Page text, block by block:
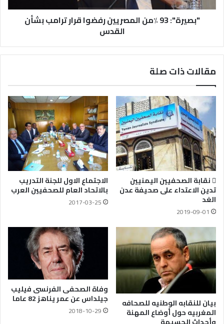
"بصيرة": 93 ٪من المصريين رفضوا قرار ترامب بشأن
القدس
مقالات ذات صلة
 نقابة الصحفيين اليمنيين
تدين الاعتداء على صحيفة عدن
الغد
2019-09-01
الاجتماع الاول للجنة التدريب
بالاتحاد العام للصحفيين العرب
2017-03-25
بيان للنقابه الوطنيه للصحافه
المغربيه حول أوضاع المهنة
وفاة الصحفى الفرنسى فيليب
جيلداس عن عمر يناهز 82 عاما
2018-10-29